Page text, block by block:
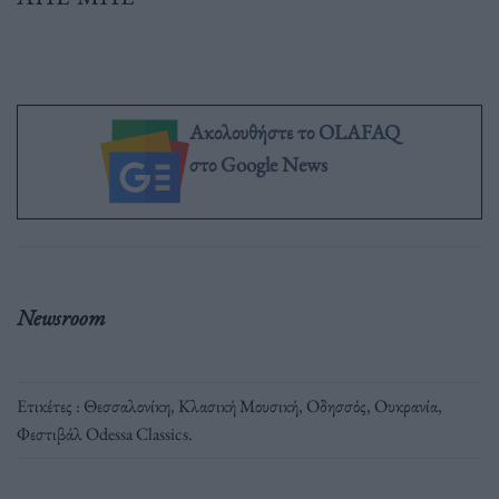
Ακολουθήστε το OLAFAQ
στο Google News
Newsroom
Ετικέτες : Θεσσαλονίκη, Κλασική Μουσική, Οδησσός, Ουκρανία,
Φεστιβάλ Odessa Classics.